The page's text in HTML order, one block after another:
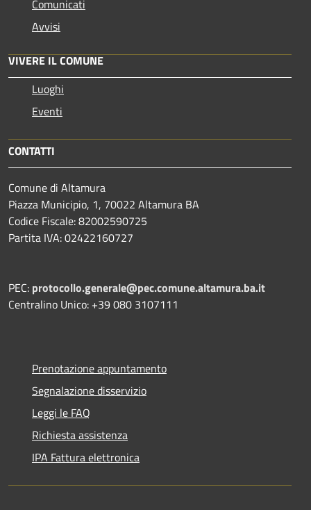
Comunicati
Avvisi
VIVERE IL COMUNE
Luoghi
Eventi
CONTATTI
Comune di Altamura
Piazza Municipio, 1, 70022 Altamura BA
Codice Fiscale: 82002590725
Partita IVA: 02422160727
PEC: protocollo.generale@pec.comune.altamura.ba.it
Centralino Unico: +39 080 3107111
Prenotazione appuntamento
Segnalazione disservizio
Leggi le FAQ
Richiesta assistenza
IPA Fattura elettronica